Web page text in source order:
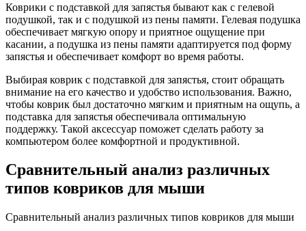
Коврики с подставкой для запястья бывают как с гелевой
подушкой, так и с подушкой из пены памяти. Гелевая подушка
обеспечивает мягкую опору и приятное ощущение при
касании, а подушка из пены памяти адаптируется под форму
запястья и обеспечивает комфорт во время работы.
Выбирая коврик с подставкой для запястья, стоит обращать
внимание на его качество и удобство использования. Важно,
чтобы коврик был достаточно мягким и приятным на ощупь, а
подставка для запястья обеспечивала оптимальную
поддержку. Такой аксессуар поможет сделать работу за
компьютером более комфортной и продуктивной.
Сравнительный анализ различных
типов ковриков для мыши
Сравнительный анализ различных типов ковриков для мыши